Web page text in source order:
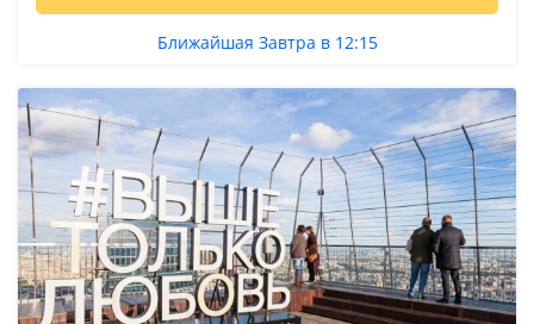
Ближайшая Завтра в 12:15